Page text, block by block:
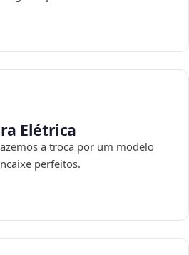
Elétrica
a troca por um modelo
perfeitos.